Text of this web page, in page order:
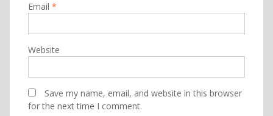
Email *
Website
Save my name, email, and website in this browser
for the next time I comment.